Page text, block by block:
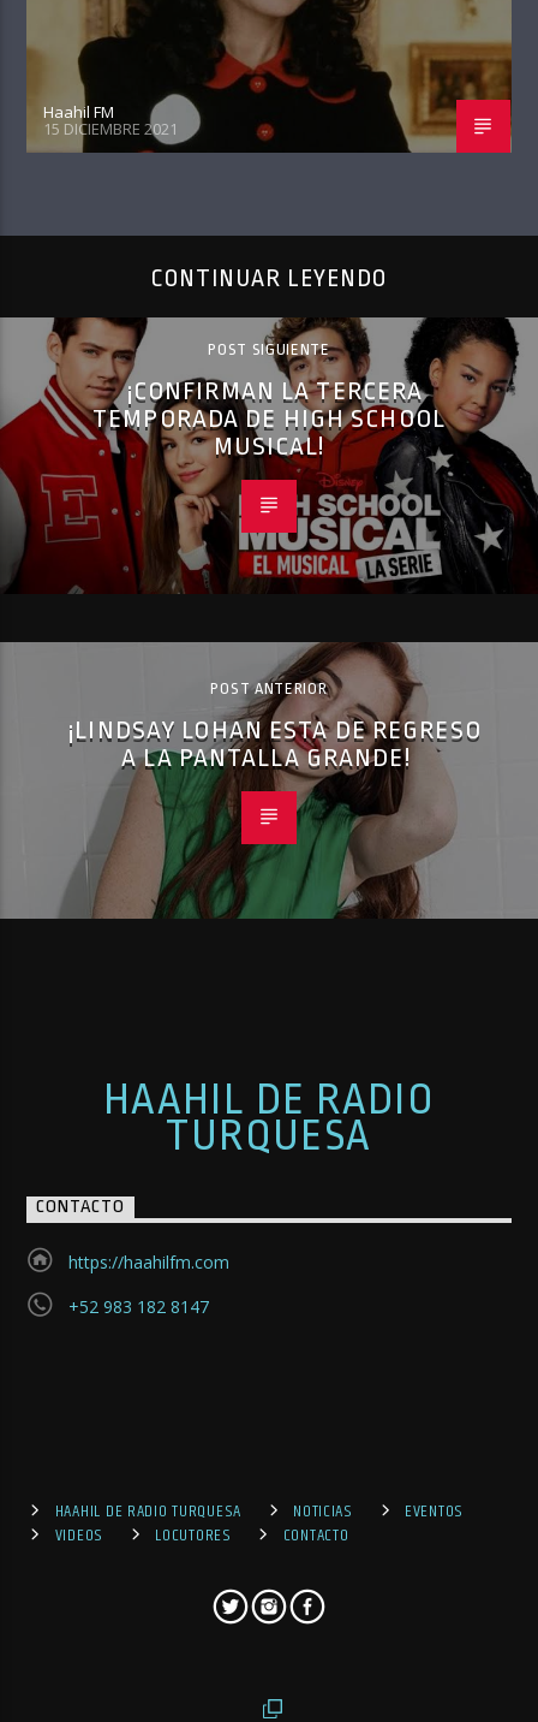
Haahil FM
15 DICIEMBRE 2021
CONTINUAR LEYENDO
POST SIGUIENTE
¡CONFIRMAN LA TERCERA
TEMPORADA DE HIGH SCHOOL
MUSICAL!
POST ANTERIOR
¡LINDSAY LOHAN ESTA DE REGRESO
A LA PANTALLA GRANDE!
HAAHIL DE RADIO
TURQUESA
CONTACTO
https://haahilfm.com
+52 983 182 8147
HAAHIL DE RADIO TURQUESA NOTICIAS
EVENTOS
VIDEOS
LOCUTORES CONTACTO